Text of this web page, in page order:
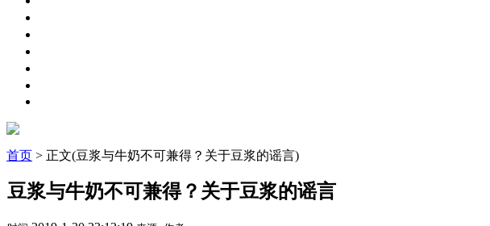
首页 > 正文(豆浆与牛奶不可兼得？关于豆浆的谣言)
豆浆与牛奶不可兼得？关于豆浆的谣言